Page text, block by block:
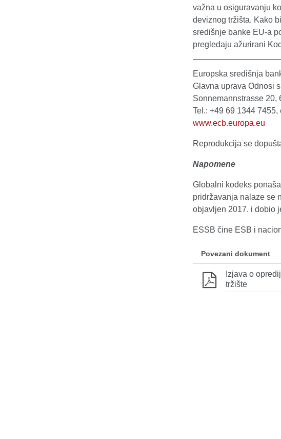
važna u osiguravanju
deviznog tržišta. Kako
središnje banke EU-a
pregledaju ažurirani
Europska središnja
Glavna uprava Odnosi
Sonnemannstrasse 20,
Tel.: +49 69 1344 7455,
www.ecb.europa.eu
Reprodukcija se
Napomene
Globalni kodeks
pridržavanja nalaze se
objavljen 2017. i dobio
ESSB čine ESB i
Povezani dokument
Izjava o
tržište